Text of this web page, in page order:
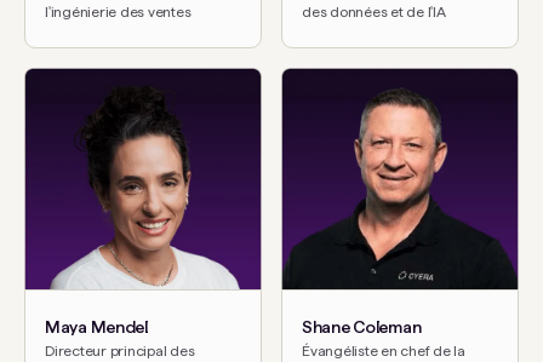
l'ingénierie des ventes
des données et de l'IA
Maya Mendel
Directeur principal des
Shane Coleman
Évangéliste en chef de la